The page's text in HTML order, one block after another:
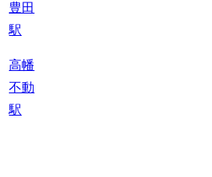
豊田
駅
高幡
不動
駅